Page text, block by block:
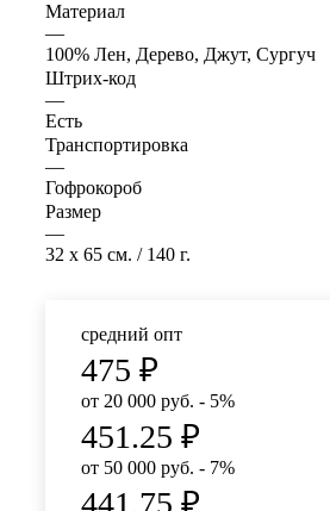
Материал
—
100% Лен, Дерево, Джут, Сургуч
Штрих-код
—
Есть
Транспортировка
—
Гофрокороб
Размер
—
32 x 65 см. / 140 г.
средний опт
475 ₽
от 20 000 руб. - 5%
451.25 ₽
от 50 000 руб. - 7%
441.75 ₽